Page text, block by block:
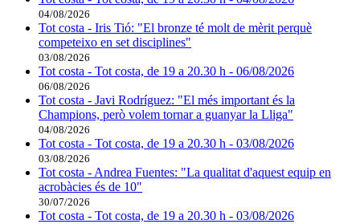
04/08/2026
Tot costa - Iris Tió: "El bronze té molt de mèrit perquè
competeixo en set disciplines"
03/08/2026
Tot costa - Tot costa, de 19 a 20.30 h - 06/08/2026
06/08/2026
Tot costa - Javi Rodríguez: "El més important és la
Champions, però volem tornar a guanyar la Lliga"
04/08/2026
Tot costa - Tot costa, de 19 a 20.30 h - 03/08/2026
03/08/2026
Tot costa - Andrea Fuentes: "La qualitat d'aquest equip en
acrobàcies és de 10"
30/07/2026
Tot costa - Tot costa, de 19 a 20.30 h - 03/08/2026